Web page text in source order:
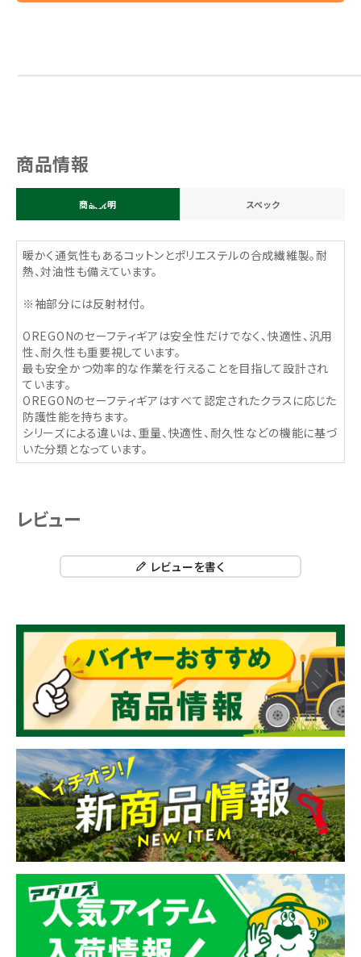
商品情報
商品説明 スペック
暖かく通気性もあるコットンとポリエステルの合成繊維製。耐
熱、対油性も備えています。
※袖部分には反射材付。
OREGONのセーフティギアは安全性だけでなく、快適性、汎用
性、耐久性も重要視しています。
最も安全かつ効率的な作業を行えることを目指して設計され
ています。
OREGONのセーフティギアはすべて認定されたクラスに応じた
防護性能を持ちます。
シリーズによる違いは、重量、快適性、耐久性などの機能に基づ
いた分類となっています。
レビュー
レビューを書く